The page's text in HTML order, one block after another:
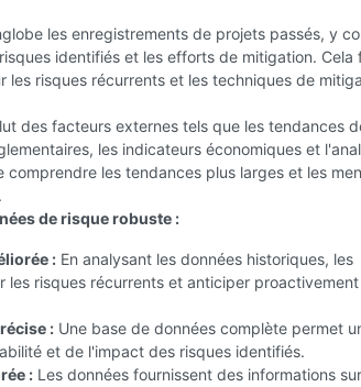
les enregistrements de projets passés, y
identifiés et les efforts de mitigation. Cela
les risques récurrents et les techniques de
des facteurs externes tels que les tendances
les indicateurs économiques et
comprendre les tendances plus larges et les
de risque robuste :
: En analysant les données historiques, les
les risques récurrents et anticiper proactivement
: Une base de données complète permet
et de l'impact des risques identifiés.
: Les données fournissent des informations